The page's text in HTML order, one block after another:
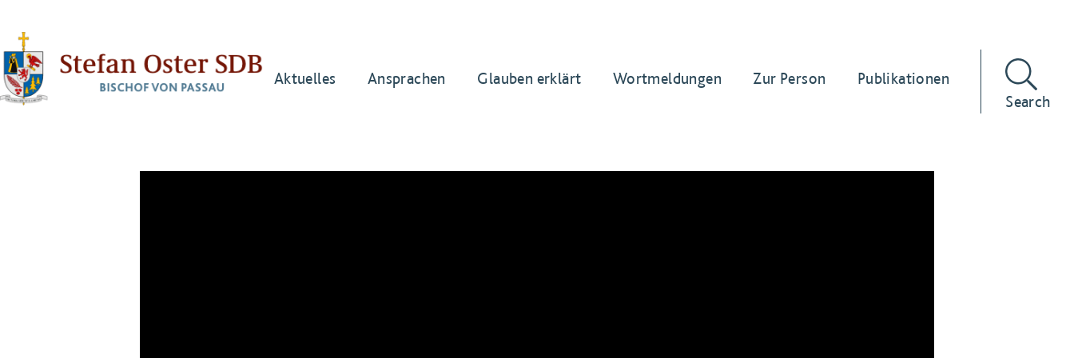
Aktuelles Ansprachen Glauben erklärt Wortmeldungen Zur Person
Publikationen
Search